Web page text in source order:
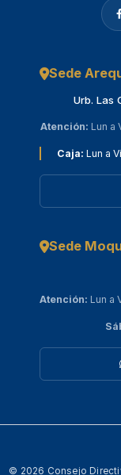
Sede
Urb.
Atención: Lun a
Caja: Lun a
Sede
Atención: Lun a
© 2026 Consejo Directivo Regional III Arequipa y Moquegua. Todos los